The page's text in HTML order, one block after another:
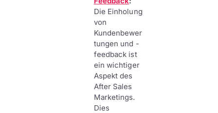
Die Einholung
von
Kundenbewer
tungen und -
feedback ist
ein wichtiger
Aspekt des
After Sales
Marketings.
Dies